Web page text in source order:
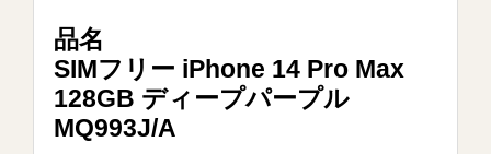
品名
SIMフリー iPhone 14 Pro Max
128GB ディープパープル
MQ993J/A